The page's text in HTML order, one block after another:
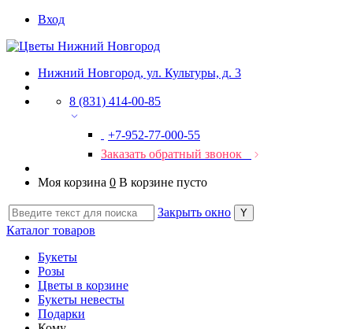
Вход
Нижний Новгород, ул. Культуры, д. 3
8 (831) 414-00-85
+7-952-77-000-55
Заказать обратный звонок
Моя корзина 0 В корзине пусто
Закрыть окно
Каталог товаров
Букеты
Розы
Цветы в корзине
Букеты невесты
Подарки